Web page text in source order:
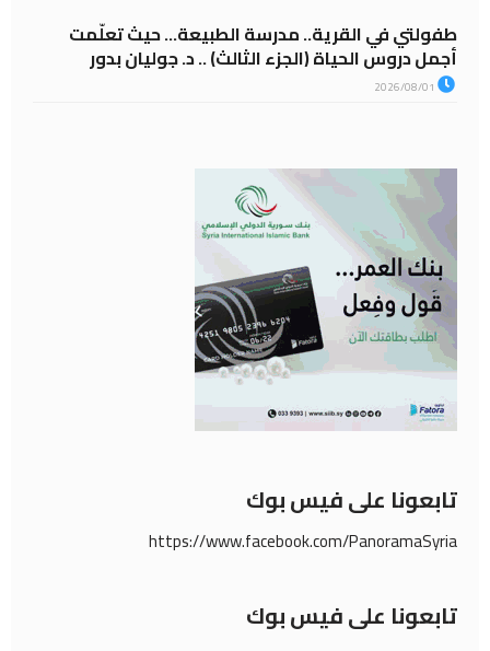
طفولتي في القرية.. مدرسة الطبيعة… حيث تعلّمت
أجمل دروس الحياة (الجزء الثالث) .. د. جوليان بدور
تابعونا على فيس بوك
https://www.facebook.com/PanoramaSyria
تابعونا على فيس بوك